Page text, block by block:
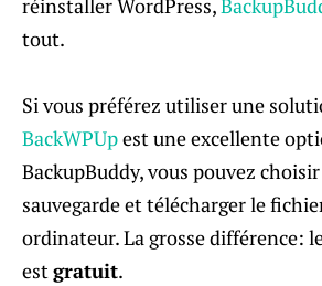
réinstaller WordPress,
tout.
Si vous préférez utiliser une
BackWPUpest une excellente
BackupBuddy, vous pouvez
sauvegarde et télécharger le
ordinateur. La grosse différence:
estgratuit.